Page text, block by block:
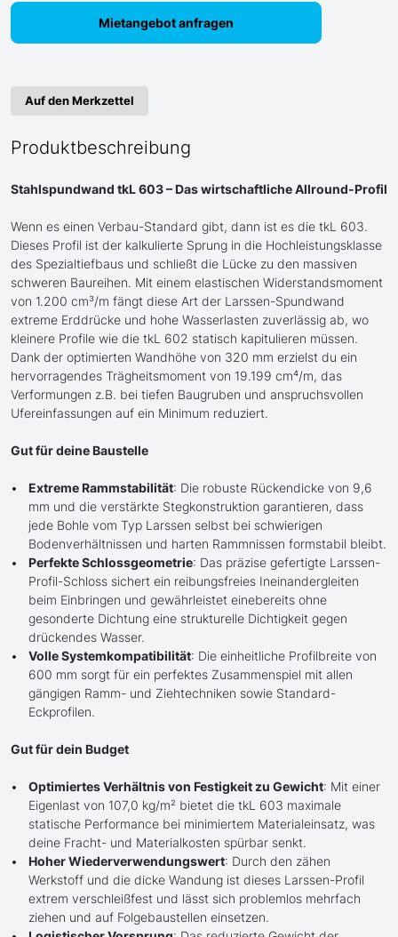
Mietangebot anfragen
Auf den Merkzettel
Produktbeschreibung
Stahlspundwand tkL 603 – Das wirtschaftliche Allround-Profil
Wenn es einen Verbau-Standard gibt, dann ist es die tkL 603.
Dieses Profil ist der kalkulierte Sprung in die Hochleistungsklasse
des Spezialtiefbaus und schließt die Lücke zu den massiven
schweren Baureihen. Mit einem elastischen Widerstandsmoment
von 1.200 cm³/m fängt diese Art der Larssen-Spundwand
extreme Erddrücke und hohe Wasserlasten zuverlässig ab, wo
kleinere Profile wie die tkL 602 statisch kapitulieren müssen.
Dank der optimierten Wandhöhe von 320 mm erzielst du ein
hervorragendes Trägheitsmoment von 19.199 cm⁴/m, das
Verformungen z.B. bei tiefen Baugruben und anspruchsvollen
Ufereinfassungen auf ein Minimum reduziert.
Gut für deine Baustelle
Extreme Rammstabilität: Die robuste Rückendicke von 9,6
mm und die verstärkte Stegkonstruktion garantieren, dass
jede Bohle vom Typ Larssen selbst bei schwierigen
Bodenverhältnissen und harten Rammnissen formstabil bleibt.
Perfekte Schlossgeometrie: Das präzise gefertigte Larssen-
Profil-Schloss sichert ein reibungsfreies Ineinandergleiten
beim Einbringen und gewährleistet einebereits ohne
gesonderte Dichtung eine strukturelle Dichtigkeit gegen
drückendes Wasser.
Volle Systemkompatibilität: Die einheitliche Profilbreite von
600 mm sorgt für ein perfektes Zusammenspiel mit allen
gängigen Ramm- und Ziehtechniken sowie Standard-
Eckprofilen.
Gut für dein Budget
Optimiertes Verhältnis von Festigkeit zu Gewicht: Mit einer
Eigenlast von 107,0 kg/m² bietet die tkL 603 maximale
statische Performance bei minimiertem Materialeinsatz, was
deine Fracht- und Materialkosten spürbar senkt.
Hoher Wiederverwendungswert: Durch den zähen
Werkstoff und die dicke Wandung ist dieses Larssen-Profil
extrem verschleißfest und lässt sich problemlos mehrfach
ziehen und auf Folgebaustellen einsetzen.